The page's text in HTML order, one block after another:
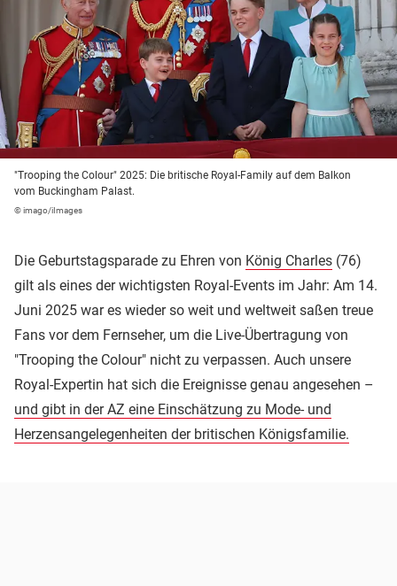
"Trooping the Colour" 2025: Die britische Royal-Family auf dem Balkon
vom Buckingham Palast.
© imago/iImages
Die Geburtstagsparade zu Ehren von König Charles (76)
gilt als eines der wichtigsten Royal-Events im Jahr: Am 14.
Juni 2025 war es wieder so weit und weltweit saßen treue
Fans vor dem Fernseher, um die Live-Übertragung von
"Trooping the Colour" nicht zu verpassen. Auch unsere
Royal-Expertin hat sich die Ereignisse genau angesehen –
und gibt in der AZ eine Einschätzung zu Mode- und
Herzensangelegenheiten der britischen Königsfamilie.